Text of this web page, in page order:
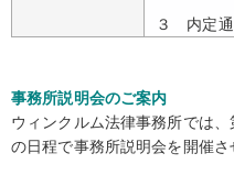
３ 内定
事務所説明会のご案内
ウィンクルム法律事務所では
の日程で事務所説明会を開催さ